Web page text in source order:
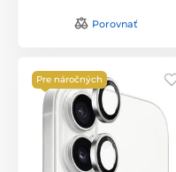
Porovnať
Pre náročných